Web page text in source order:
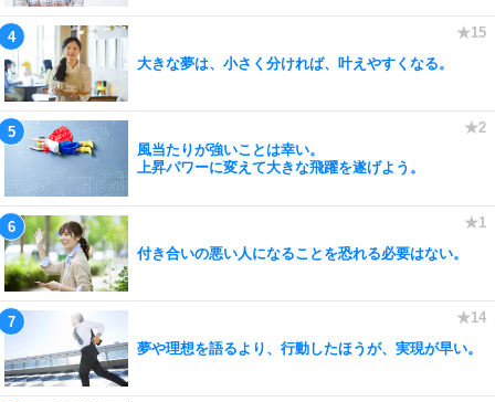
大きな夢は、小さく分ければ、叶えやすくなる。
風当たりが強いことは幸い。
上昇パワーに変えて大きな飛躍を遂げよう。
付き合いの悪い人になることを恐れる必要はない。
夢や理想を語るより、行動したほうが、実現が早い。